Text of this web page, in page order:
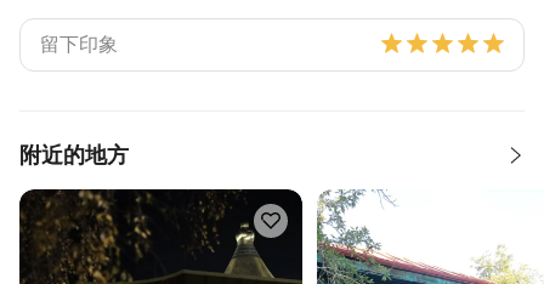
附近的地方